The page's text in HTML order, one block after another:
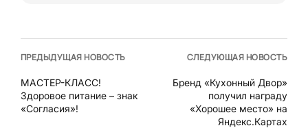
ПРЕДЫДУЩАЯ НОВОСТЬ
МАСТЕР-КЛАСС!
Здоровое питание – знак
«Согласия»!
СЛЕДУЮЩАЯ НОВОСТЬ
Бренд «Кухонный Двор»
получил награду
«Хорошее место» на
Яндекс.Картах